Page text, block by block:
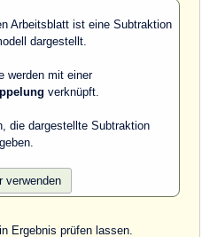
Arbeitsblatt ist eine Subtraktion
dargestellt.
werden mit einer
verknüpft.
die dargestellte Subtraktion
verwenden
Ergebnis prüfen lassen.